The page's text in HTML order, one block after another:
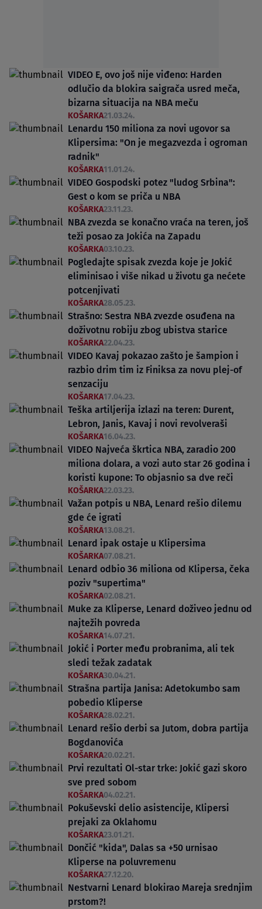
VIDEO E, ovo još nije viđeno: Harden
odlučio da blokira saigrača usred meča,
bizarna situacija na NBA meču
KOŠARKA21.03.24.
Lenardu 150 miliona za novi ugovor sa
Klipersima: "On je megazvezda i ogroman
radnik"
KOŠARKA11.01.24.
VIDEO Gospodski potez "ludog Srbina":
Gest o kom se priča u NBA
KOŠARKA23.11.23.
NBA zvezda se konačno vraća na teren, još
teži posao za Jokića na Zapadu
KOŠARKA03.10.23.
Pogledajte spisak zvezda koje je Jokić
eliminisao i više nikad u životu ga nećete
potcenjivati
KOŠARKA28.05.23.
Strašno: Sestra NBA zvezde osuđena na
doživotnu robiju zbog ubistva starice
KOŠARKA22.04.23.
VIDEO Kavaj pokazao zašto je šampion i
razbio drim tim iz Finiksa za novu plej-of
senzaciju
KOŠARKA17.04.23.
Teška artiljerija izlazi na teren: Durent,
Lebron, Janis, Kavaj i novi revolveraši
KOŠARKA16.04.23.
VIDEO Najveća škrtica NBA, zaradio 200
miliona dolara, a vozi auto star 26 godina i
koristi kupone: To objasnio sa dve reči
KOŠARKA22.03.23.
Važan potpis u NBA, Lenard rešio dilemu
gde će igrati
KOŠARKA13.08.21.
Lenard ipak ostaje u Klipersima
KOŠARKA07.08.21.
Lenard odbio 36 miliona od Klipersa, čeka
poziv "supertima"
KOŠARKA02.08.21.
Muke za Kliperse, Lenard doživeo jednu od
najtežih povreda
KOŠARKA14.07.21.
Jokić i Porter među probranima, ali tek
sledi težak zadatak
KOŠARKA30.04.21.
Strašna partija Janisa: Adetokumbo sam
pobedio Kliperse
KOŠARKA28.02.21.
Lenard rešio derbi sa Jutom, dobra partija
Bogdanovića
KOŠARKA20.02.21.
Prvi rezultati Ol-star trke: Jokić gazi skoro
sve pred sobom
KOŠARKA04.02.21.
Pokuševski delio asistencije, Klipersi
prejaki za Oklahomu
KOŠARKA23.01.21.
Dončić "kida", Dalas sa +50 urnisao
Kliperse na poluvremenu
KOŠARKA27.12.20.
Nestvarni Lenard blokirao Mareja srednjim
prstom?!